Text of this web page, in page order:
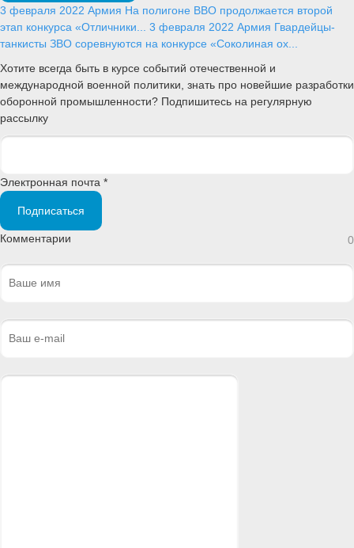
3 февраля 2022 Армия На полигоне ВВО продолжается второй
этап конкурса «Отличники... 3 февраля 2022 Армия Гвардейцы-
танкисты ЗВО соревнуются на конкурсе «Соколиная ох...
Хотите всегда быть в курсе событий отечественной и
международной военной политики, знать про новейшие разработки
оборонной промышленности? Подпишитесь на регулярную
рассылку
Электронная почта *
Подписаться
Комментарии 0